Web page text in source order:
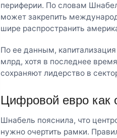
периферии. По словам
может закрепить
шире распространить
По ее данным,
млрд, хотя в последнее
сохраняют лидерство в
Цифровой евро как
Шнабель пояснила, что
нужно очертить рамки.